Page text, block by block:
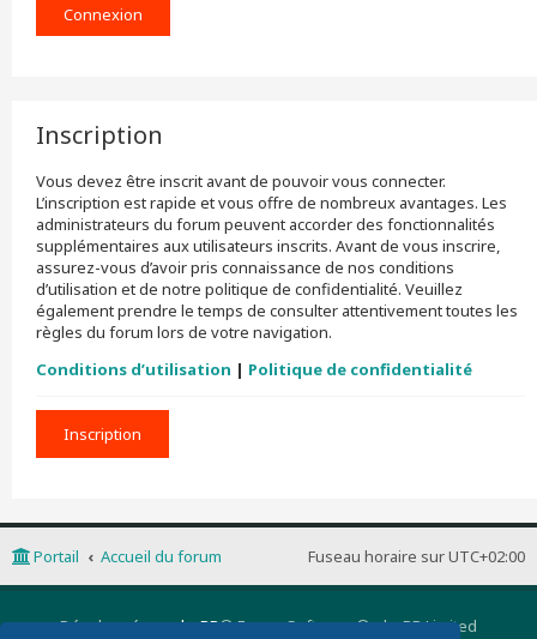
Inscription
Vous devez être inscrit avant de pouvoir vous connecter.
L’inscription est rapide et vous offre de nombreux avantages. Les
administrateurs du forum peuvent accorder des fonctionnalités
supplémentaires aux utilisateurs inscrits. Avant de vous inscrire,
assurez-vous d’avoir pris connaissance de nos conditions
d’utilisation et de notre politique de confidentialité. Veuillez
également prendre le temps de consulter attentivement toutes les
règles du forum lors de votre navigation.
Conditions d’utilisation | Politique de confidentialité
Inscription
Fuseau horaire surUTC+02:00
Portail Accueil du forum
Développé parphpBB® Forum Software © phpBB Limited